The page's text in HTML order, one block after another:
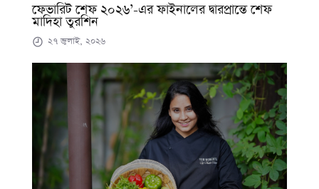
ফেভারিট শেফ ২০২৬’-এর ফাইনালের দ্বারপ্রান্তে শেফ
মাদিহা তুরশিন
২৭ জুলাই, ২০২৬